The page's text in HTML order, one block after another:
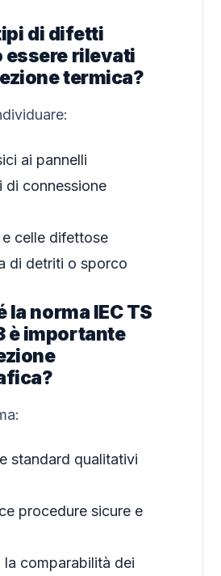
di difetti
essere rilevati
termica?
ai pannelli
di connessione
celle difettose
di detriti o sporco
la norma IEC TS
è importante
standard qualitativi
procedure sicure e
la comparabilità dei